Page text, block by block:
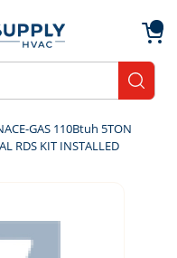
GAS 110Btuh 5TON
RDS KIT INSTALLED